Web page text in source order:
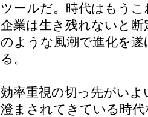
ツールだ。時代はもう
企業は生き残れないと断
のような風潮で進化を遂
る。
効率重視の切っ先がいよ
澄まされてきている時